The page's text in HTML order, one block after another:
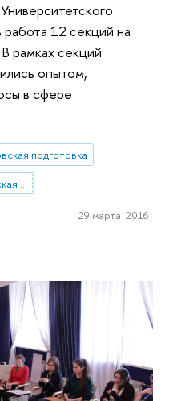
12 секций на
рамках секций
опытом,
в сфере
подготовка
29 марта 2016